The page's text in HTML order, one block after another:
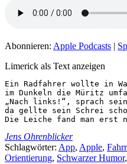
Abonnieren: Apple Podcasts |
Limerick als Text anzeigen
Ein Radfahrer wollte in
im Dunkeln die Müritz
„Nach links!“, sprach
da gellte sein Schrei
Die Leiche fand man erst
Jens Ohrenblicker
Schlagwörter: App, Apple,
Orientierung, Schwarzer Humor,